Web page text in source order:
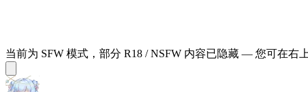
当前为 SFW 模式，部分 R18 / NSFW 内容已隐藏 — 您可在右